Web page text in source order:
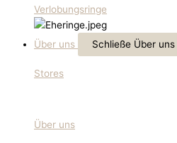
Verlobungsringe
Über uns Schließe Über uns
Stores
Über uns